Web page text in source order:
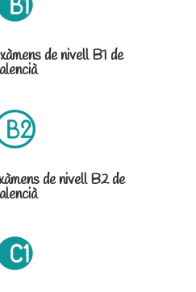
de nivell B1 de
de nivell B2 de